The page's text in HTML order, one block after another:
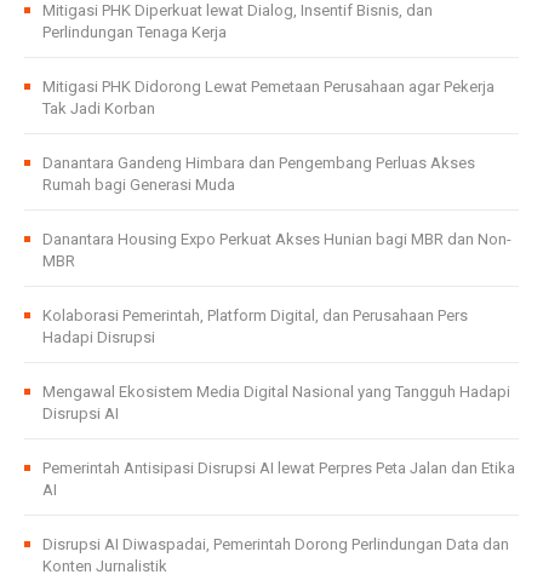
Mitigasi PHK Diperkuat lewat Dialog, Insentif Bisnis, dan
Perlindungan Tenaga Kerja
Mitigasi PHK Didorong Lewat Pemetaan Perusahaan agar Pekerja
Tak Jadi Korban
Danantara Gandeng Himbara dan Pengembang Perluas Akses
Rumah bagi Generasi Muda
Danantara Housing Expo Perkuat Akses Hunian bagi MBR dan Non-
MBR
Kolaborasi Pemerintah, Platform Digital, dan Perusahaan Pers
Hadapi Disrupsi
Mengawal Ekosistem Media Digital Nasional yang Tangguh Hadapi
Disrupsi AI
Pemerintah Antisipasi Disrupsi AI lewat Perpres Peta Jalan dan Etika
AI
Disrupsi AI Diwaspadai, Pemerintah Dorong Perlindungan Data dan
Konten Jurnalistik